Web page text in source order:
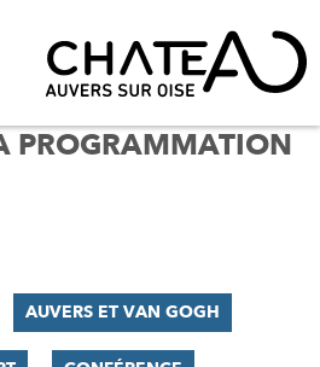
PROGRAMMATION
AUVERS ET VAN GOGH